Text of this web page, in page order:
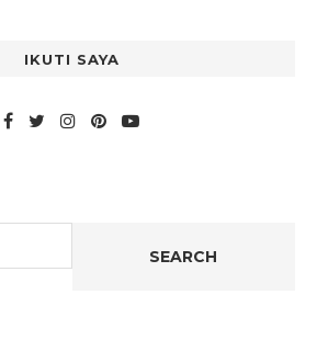
IKUTI SAYA
SEARCH